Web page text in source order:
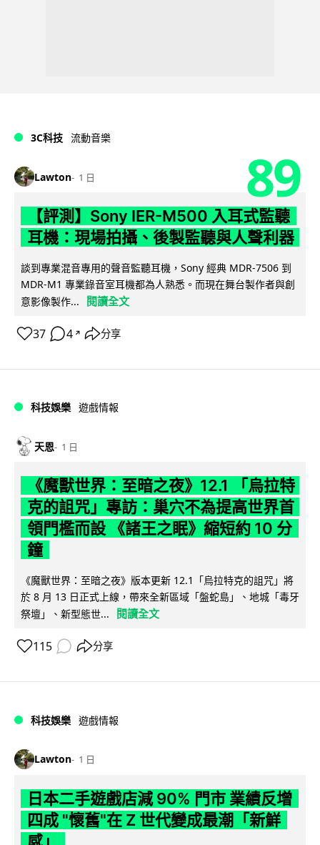
3C科技 流動音樂
Lawton 1 日 89
【評測】Sony IER-M500 入耳式監聽
耳機：現場拍攝、後製監聽與人聲利器
談到專業混音專用的聲音監聽耳機，Sony 經典 MDR-7506 到
MDR-M1 專業錄音室耳機都為人熟悉。而現在舞台製作者與創
意影像製作...
閱讀全文
37 4 ↗ 分享
科技娛樂 遊戲情報
天恩 1 日
《魔獸世界：至暗之夜》12.1 「烏拉特
克的詛咒」專訪：巢穴不為提高世界首
領門檻而設 《諸王之眠》縮短約 10 分
鐘
《魔獸世界：至暗之夜》版本更新 12.1「烏拉特克的詛咒」將
於 8 月 13 日正式上線，帶來全新區域「盤蛇島」、地城「毒牙
祭壇」、新型態世...
閱讀全文
115 分享
科技娛樂 遊戲情報
Lawton 1 日
日本二手遊戲店減 90% 門市 業績反增
四成 "懷舊"在 Z 世代變成最潮「新鮮
感」